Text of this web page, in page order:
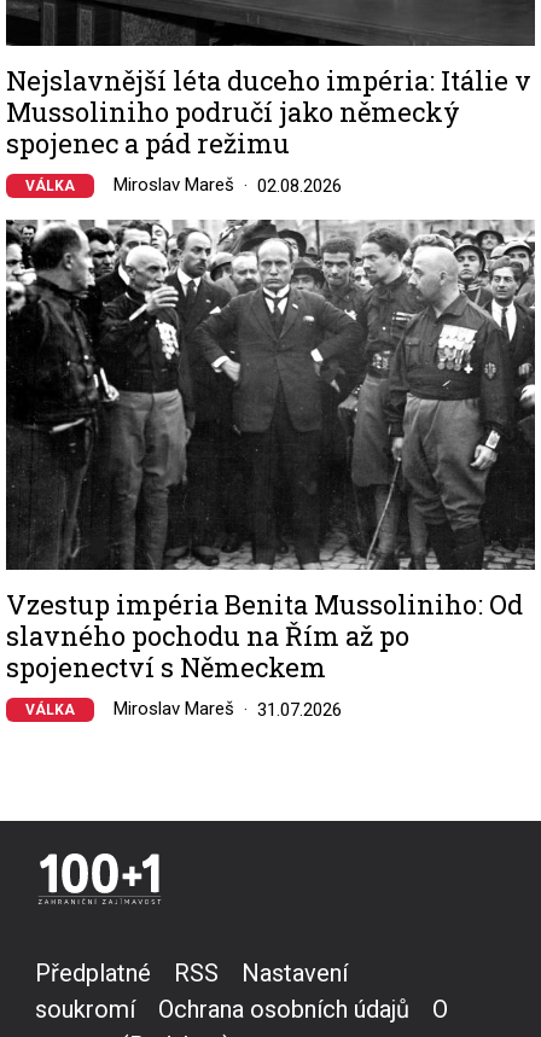
Nejslavnější léta duceho impéria: Itálie v
Mussoliniho područí jako německý
spojenec a pád režimu
VÁLKA Miroslav Mareš 02.08.2026
Image
Vzestup impéria Benita Mussoliniho: Od
slavného pochodu na Řím až po
spojenectví s Německem
VÁLKA Miroslav Mareš 31.07.2026
Předplatné RSS
Nastavení
soukromí
Ochrana osobních údajů
O